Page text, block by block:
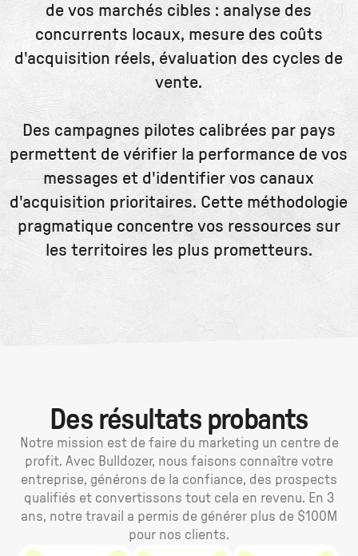
de vos marchés cibles : analyse des
concurrents locaux, mesure des coûts
d'acquisition réels, évaluation des cycles de
vente.
Des campagnes pilotes calibrées par pays
permettent de vérifier la performance de vos
messages et d'identifier vos canaux
d'acquisition prioritaires. Cette méthodologie
pragmatique concentre vos ressources sur
les territoires les plus prometteurs.
Des résultats probants
Notre mission est de faire du marketing un centre de
profit. Avec Bulldozer, nous faisons connaître votre
entreprise, générons de la confiance, des prospects
qualifiés et convertissons tout cela en revenu. En 3
ans, notre travail a permis de générer plus de $100M
pour nos clients.